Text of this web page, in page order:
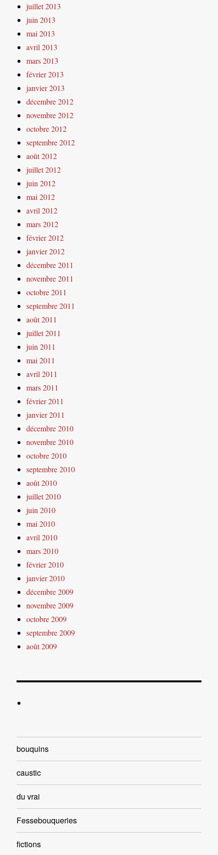
juillet 2013
juin 2013
mai 2013
avril 2013
mars 2013
février 2013
janvier 2013
décembre 2012
novembre 2012
octobre 2012
septembre 2012
août 2012
juillet 2012
juin 2012
mai 2012
avril 2012
mars 2012
février 2012
janvier 2012
décembre 2011
novembre 2011
octobre 2011
septembre 2011
août 2011
juillet 2011
juin 2011
mai 2011
avril 2011
mars 2011
février 2011
janvier 2011
décembre 2010
novembre 2010
octobre 2010
septembre 2010
août 2010
juillet 2010
juin 2010
mai 2010
avril 2010
mars 2010
février 2010
janvier 2010
décembre 2009
novembre 2009
octobre 2009
septembre 2009
août 2009
bouquins
caustic
du vrai
Fessebouqueries
fictions